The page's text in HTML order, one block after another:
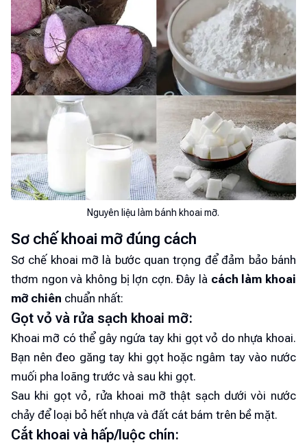
Nguyên liệu làm bánh khoai mỡ.
Sơ chế khoai mỡ đúng cách
Sơ chế khoai mỡ là bước quan trọng để đảm bảo bánh
thơm ngon và không bị lợn cợn. Đây là cách làm khoai
mỡ chiên chuẩn nhất:
Gọt vỏ và rửa sạch khoai mỡ:
Khoai mỡ có thể gây ngứa tay khi gọt vỏ do nhựa khoai.
Bạn nên đeo găng tay khi gọt hoặc ngâm tay vào nước
muối pha loãng trước và sau khi gọt.
Sau khi gọt vỏ, rửa khoai mỡ thật sạch dưới vòi nước
chảy để loại bỏ hết nhựa và đất cát bám trên bề mặt.
Cắt khoai và hấp/luộc chín: